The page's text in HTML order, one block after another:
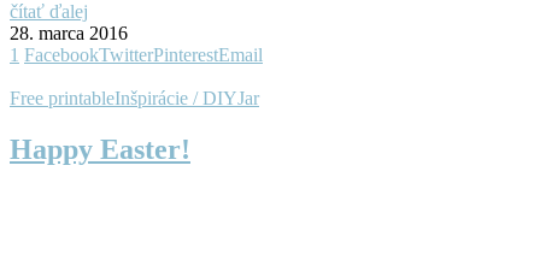
čítať ďalej
28. marca 2016
1 FacebookTwitterPinterestEmail
Free printableInšpirácie / DIYJar
Happy Easter!